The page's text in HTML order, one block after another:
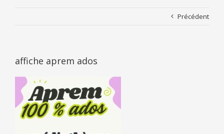
Précédent
affiche aprem ados